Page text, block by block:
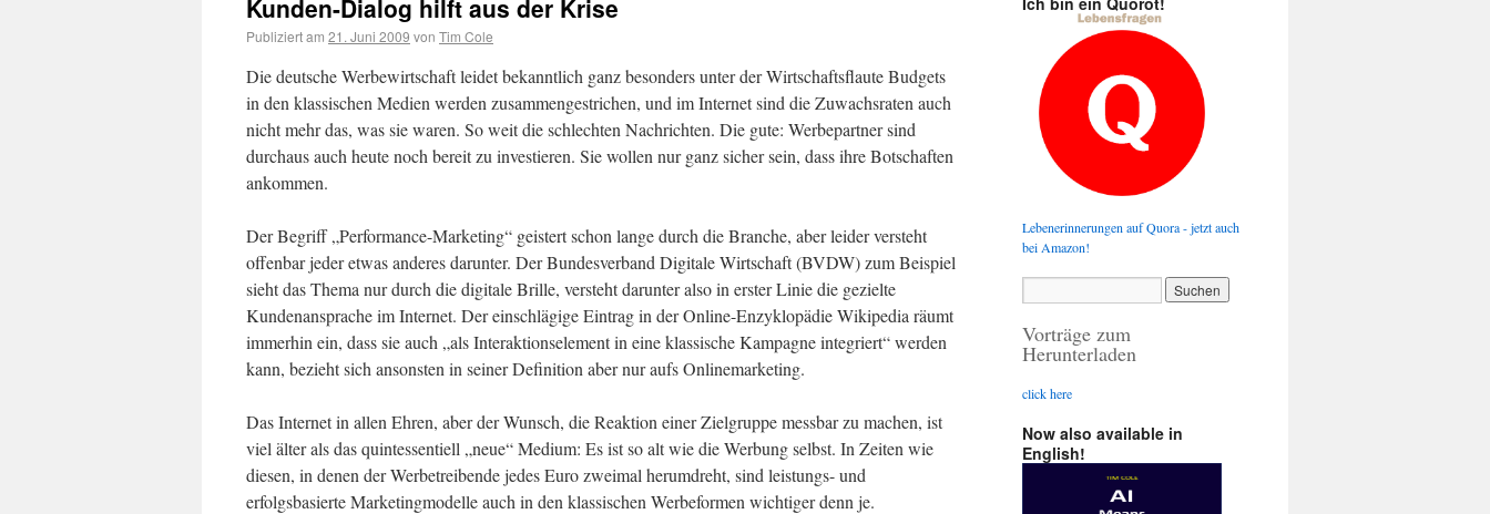
Kunden-Dialog hilft aus der Krise
Publiziert am 21. Juni 2009 von Tim Cole
Die deutsche Werbewirtschaft leidet bekanntlich ganz besonders unter der Wirtschaftsflaute Budgets
in den klassischen Medien werden zusammengestrichen, und im Internet sind die Zuwachsraten auch
nicht mehr das, was sie waren. So weit die schlechten Nachrichten. Die gute: Werbepartner sind
durchaus auch heute noch bereit zu investieren. Sie wollen nur ganz sicher sein, dass ihre Botschaften
ankommen.
Der Begriff „Performance-Marketing“ geistert schon lange durch die Branche, aber leider versteht
offenbar jeder etwas anderes darunter. Der Bundesverband Digitale Wirtschaft (BVDW) zum Beispiel
sieht das Thema nur durch die digitale Brille, versteht darunter also in erster Linie die gezielte
Kundenansprache im Internet. Der einschlägige Eintrag in der Online-Enzyklopädie Wikipedia räumt
immerhin ein, dass sie auch „als Interaktionselement in eine klassische Kampagne integriert“ werden
kann, bezieht sich ansonsten in seiner Definition aber nur aufs Onlinemarketing.
Das Internet in allen Ehren, aber der Wunsch, die Reaktion einer Zielgruppe messbar zu machen, ist
viel älter als das quintessentiell „neue“ Medium: Es ist so alt wie die Werbung selbst. In Zeiten wie
diesen, in denen der Werbetreibende jedes Euro zweimal herumdreht, sind leistungs- und
erfolgsbasierte Marketingmodelle auch in den klassischen Werbeformen wichtiger denn je.
Lebenerinnerungen auf Quora - jetzt auch
bei Amazon!
Vorträge zum
Herunterladen
click here
Now also available in
English!